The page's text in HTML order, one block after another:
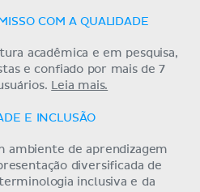
COM A QUALIDADE
acadêmica e em pesquisa,
e confiado por mais de 7
Leia mais.
E INCLUSÃO
ambiente de aprendizagem
diversificada de
inclusiva e da